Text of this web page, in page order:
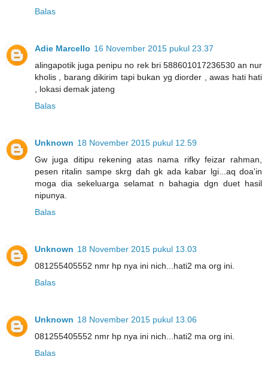
Balas
Adie Marcello 16 November 2015 pukul 23.37
alingapotik juga penipu no rek bri 588601017236530 an nur
kholis , barang dikirim tapi bukan yg diorder , awas hati hati
, lokasi demak jateng
Balas
Unknown 18 November 2015 pukul 12.59
Gw juga ditipu rekening atas nama rifky feizar rahman,
pesen ritalin sampe skrg dah gk ada kabar lgi...aq doa'in
moga dia sekeluarga selamat n bahagia dgn duet hasil
nipunya.
Balas
Unknown 18 November 2015 pukul 13.03
081255405552 nmr hp nya ini nich...hati2 ma org ini.
Balas
Unknown 18 November 2015 pukul 13.06
081255405552 nmr hp nya ini nich...hati2 ma org ini.
Balas